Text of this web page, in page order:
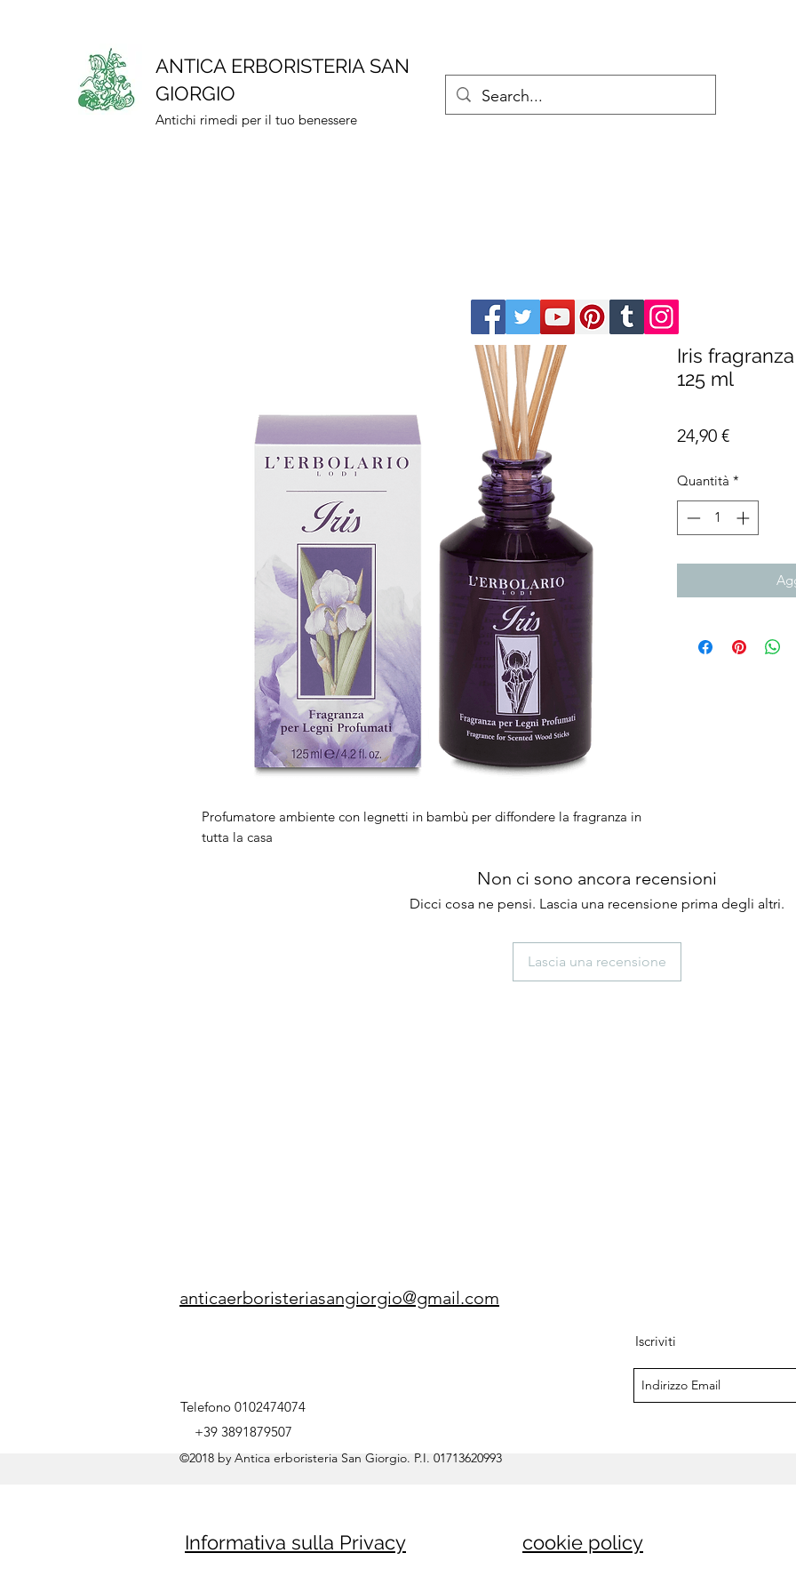
ANTICA ERBORISTERIA SAN
GIORGIO
Antichi rimedi per il tuo benessere
Profumatore ambiente con legnetti in bambù per diffondere la fragranza in
tutta la casa
Iris
125 ml
24,90 €Prezzo
Quantità *
Non ci sono ancora recensioni
Dicci cosa ne pensi. Lascia una recensione prima degli altri.
Lascia una recensione
anticaerboristeriasangiorgio@gmail.com
Telefono 0102474074
+39 3891879507
Iscriviti
©2018 by Antica erboristeria San Giorgio. P.I. 01713620993
Informativa sulla Privacy cookie policy